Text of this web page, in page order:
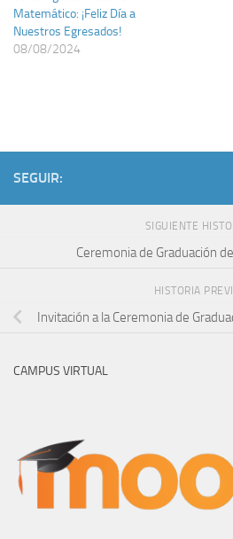
Matemático: ¡Feliz Día a
Nuestros Egresados!
08/08/2024
SEGUIR:
SIGUIENTE
Ceremonia de Graduación
HISTORIA
Invitación a la Ceremonia de
CAMPUS VIRTUAL